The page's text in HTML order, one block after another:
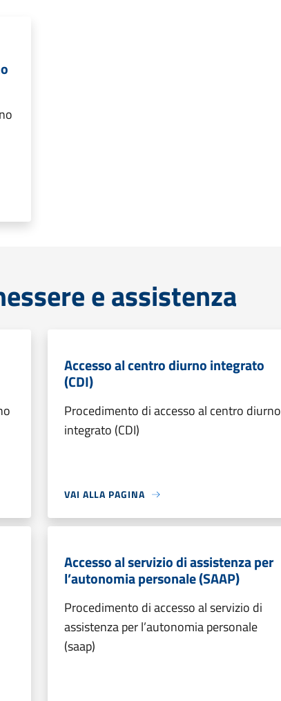
e assistenza
Accesso al centro diurno integrato
(CDI)
Procedimento di accesso al centro diurno
integrato (CDI)
VAI ALLA PAGINA
Accesso al servizio di assistenza per
l’autonomia personale (SAAP)
Procedimento di accesso al servizio di
assistenza per l’autonomia personale
(saap)